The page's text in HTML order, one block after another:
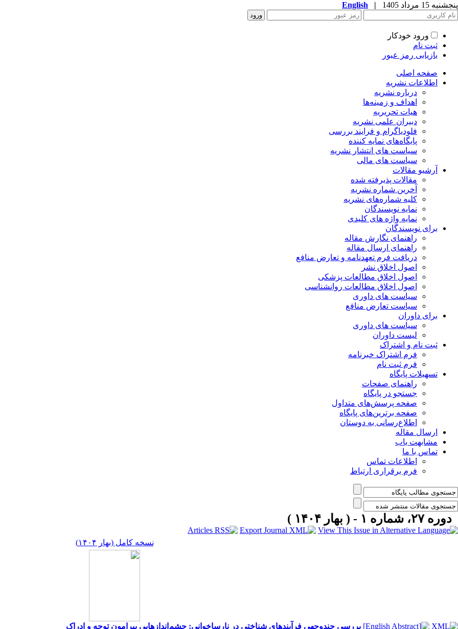
پنجشنبه 15 مرداد 1405 |
English
ورود خودکار
ثبت نام
بازیابی رمز عبور
صفحه اصلی
اطلاعات نشریه
درباره نشریه
اهداف و زمینه‌ها
هیات تحریریه
دبیران علمی نشریه
فلودیاگرام و فرایند بررسی
پایگاه‌های نمایه کننده
سیاست های انتشار نشریه
سیاست های مالی
آرشیو مقالات
مقالات پذیرفته شده
آخرین شماره نشریه
کلیه شماره‌های نشریه
نمایه نویسندگان
نمایه واژه های کلیدی
برای نویسندگان
راهنمای نگارش مقاله
راهنمای ارسال مقاله
دریافت فرم تعهدنامه و تعارض منافع
اصول اخلاق نشر
اصول اخلاق مطالعات پزشکی
اصول اخلاق مطالعات روانشناسی
سیاست های داوری
سیاست تعارض منافع
برای داوران
سیاست های داوری
لیست داوران
ثبت نام و اشتراک
فرم اشتراک خبرنامه
فرم ثبت نام
تسهیلات پایگاه
راهنمای صفحات
جستجو در پایگاه
صفحه پرسش‌های متداول
صفحه برترین‌های پایگاه
اطلاع‌رسانی به دوستان
ارسال مقاله
مشابهت یاب
تماس با ما
اطلاعات تماس
فرم برقراری ارتباط
دوره ۲۷، شماره ۱ - ( بهار ۱۴۰۴ )
نسخه کامل (بهار ۱۴۰۴)
بررسی چندوجهی فرآیندهای شناختی در نارساخوانی: چشم‌اندازهایی پیرامون توجه و ادراک